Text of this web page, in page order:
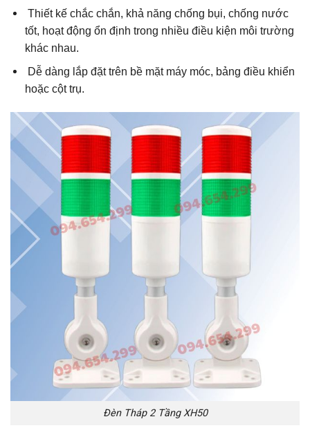
Thiết kế chắc chắn, khả năng chống bụi, chống nước
tốt, hoạt động ổn định trong nhiều điều kiện môi trường
khác nhau.
Dễ dàng lắp đặt trên bề mặt máy móc, bảng điều khiển
hoặc cột trụ.
Đèn Tháp 2 Tầng XH50